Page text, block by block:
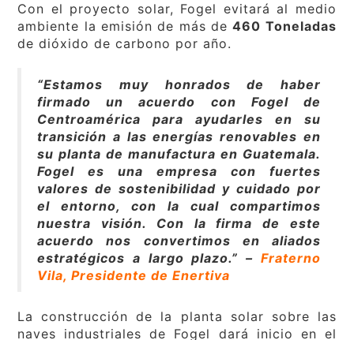
Con el proyecto solar, Fogel evitará al medio
ambiente la emisión de más de460 Toneladas
de dióxido de carbono por año.
“Estamos muy honrados de haber
firmado un acuerdo con Fogel de
Centroamérica para ayudarles en su
transición a las energías renovables en
su planta de manufactura en Guatemala.
Fogel es una empresa con fuertes
valores de sostenibilidad y cuidado por
el entorno, con la cual compartimos
nuestra visión. Con la firma de este
acuerdo nos convertimos en aliados
estratégicos a largo plazo.” – Fraterno
Vila, Presidente de Enertiva
La construcción de la planta solar sobre las
naves industriales de Fogel dará inicio en el